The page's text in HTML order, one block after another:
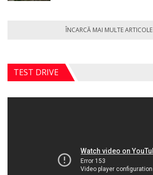
ÎNCARCĂ MAI MULTE ARTICOLE
TEST DRIVE